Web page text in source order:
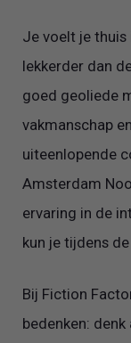
Je voelt je
lekkerder dan
goed geoliede
vakmanschap
uiteenlopende
Amsterdam
ervaring in de
kun je tijdens
Bij Fiction
bedenken: